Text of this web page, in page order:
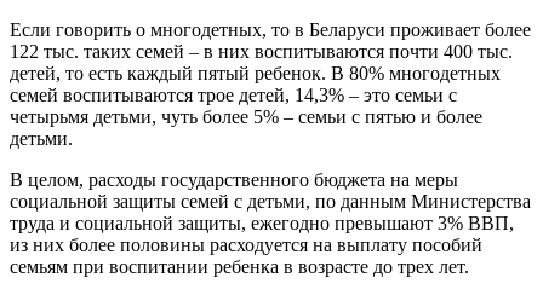
Если говорить о многодетных, то в Беларуси проживает более
122 тыс. таких семей – в них воспитываются почти 400 тыс.
детей, то есть каждый пятый ребенок. В 80% многодетных
семей воспитываются трое детей, 14,3% – это семьи с
четырьмя детьми, чуть более 5% – семьи с пятью и более
детьми.
В целом, расходы государственного бюджета на меры
социальной защиты семей с детьми, по данным Министерства
труда и социальной защиты, ежегодно превышают 3% ВВП,
из них более половины расходуется на выплату пособий
семьям при воспитании ребенка в возрасте до трех лет.